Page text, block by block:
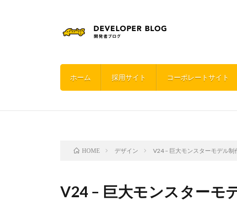
ホーム 採用サイト コーポレートサイト
HOME デザイン V24 – 巨大モンスターモデル制
V24 – 巨大モンスターモ